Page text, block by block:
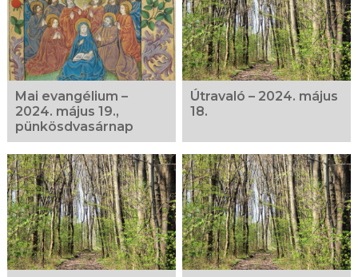
Mai evangélium –
2024. május 19.,
pünkösdvasárnap
Útravaló – 2024. május
18.